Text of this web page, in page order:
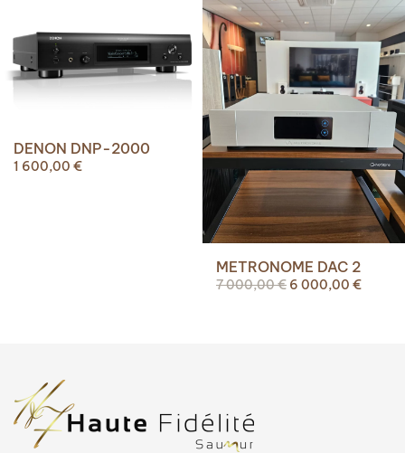
DENON DNP-2000
1 600,00 €
METRONOME DAC 2
7 000,00€ Le
6 000,00 €Le